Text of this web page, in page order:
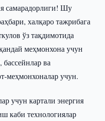
самарадорлиги! Шу
халқаро тажрибага
ўз тақдимотида
меҳмонхона учун
ва
меҳмонхоналар учун.
учун картали энергия
каби технологиялар